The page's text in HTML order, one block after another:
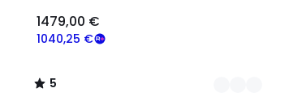
1040,25 €
1479,00 €
5
/